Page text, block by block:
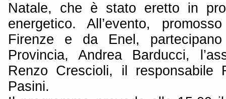
Natale, che è stato eretto in
energetico. All’evento,
Firenze e da Enel,
Provincia, Andrea Barducci,
Renzo Crescioli, il responsabile
Pasini.